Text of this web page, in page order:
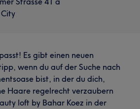
Es gibt einen neuen
wenn du auf der Suche nach
bist, in der du dich,
Haare regelrecht verzaubern
loft by Bahar Koez in der